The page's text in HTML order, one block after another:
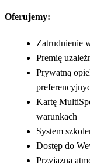
Oferujemy:
Zatrudnienie
Premię
Prywatną
Kartę
warunkach
System
Dostęp do
Przyjazną